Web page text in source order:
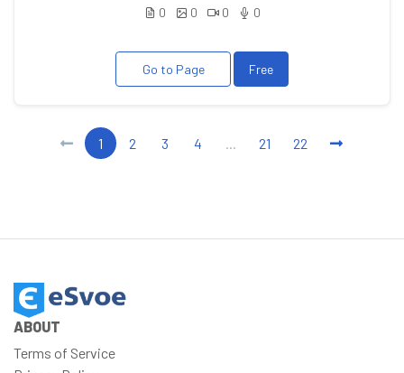
0 0 0 0
Go to Page Free
1 2 3 4 ... 21 22
ABOUT
Terms of Service